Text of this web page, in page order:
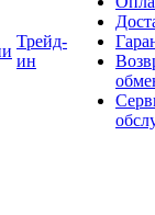
Трейд-
ин